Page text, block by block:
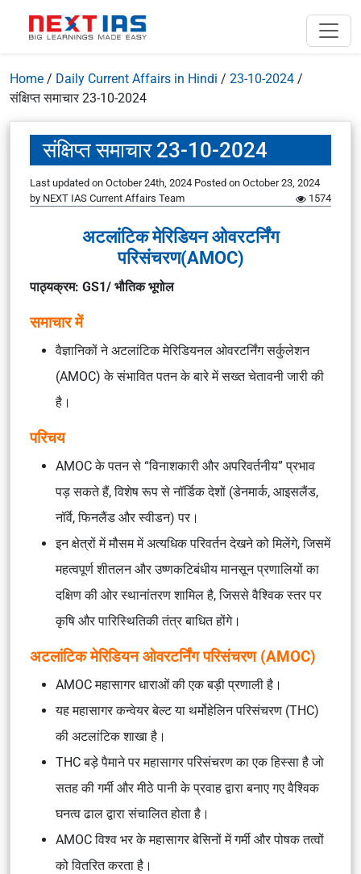
Home / Daily Current Affairs in Hindi / 23-10-2024 /
संक्षिप्त समाचार 23-10-2024
संक्षिप्त समाचार 23-10-2024
Last updated on October 24th, 2024 Posted on October 23, 2024
by NEXT IAS Current Affairs Team 1574
अटलांटिक मेरिडियन ओवरटर्निंग
परिसंचरण(AMOC)
पाठ्यक्रम: GS1/ भौतिक भूगोल
समाचार में
वैज्ञानिकों ने अटलांटिक मेरिडियनल ओवरटर्निंग सर्कुलेशन
(AMOC) के संभावित पतन के बारे में सख्त चेतावनी जारी की
है।
परिचय
AMOC के पतन से “विनाशकारी और अपरिवर्तनीय” प्रभाव
पड़ सकते हैं, विशेष रूप से नॉर्डिक देशों (डेनमार्क, आइसलैंड,
नॉर्वे, फिनलैंड और स्वीडन) पर।
इन क्षेत्रों में मौसम में अत्यधिक परिवर्तन देखने को मिलेंगे, जिसमें
महत्वपूर्ण शीतलन और उष्णकटिबंधीय मानसून प्रणालियों का
दक्षिण की ओर स्थानांतरण शामिल है, जिससे वैश्विक स्तर पर
कृषि और पारिस्थितिकी तंत्र बाधित होंगे।
अटलांटिक मेरिडियन ओवरटर्निंग परिसंचरण (AMOC)
AMOC महासागर धाराओं की एक बड़ी प्रणाली है।
यह महासागर कन्वेयर बेल्ट या थर्मोहेलिन परिसंचरण (THC)
की अटलांटिक शाखा है।
THC बड़े पैमाने पर महासागर परिसंचरण का एक हिस्सा है जो
सतह की गर्मी और मीठे पानी के प्रवाह द्वारा बनाए गए वैश्विक
घनत्व ढाल द्वारा संचालित होता है।
AMOC विश्व भर के महासागर बेसिनों में गर्मी और पोषक तत्वों
को वितरित करता है।